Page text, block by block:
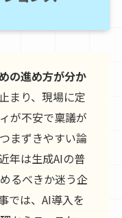
の進め方が分か
まり、現場に定
が不安で稟議が
まずきやすい論
年は生成AIの普
るべきか迷う企
では、AI導入を